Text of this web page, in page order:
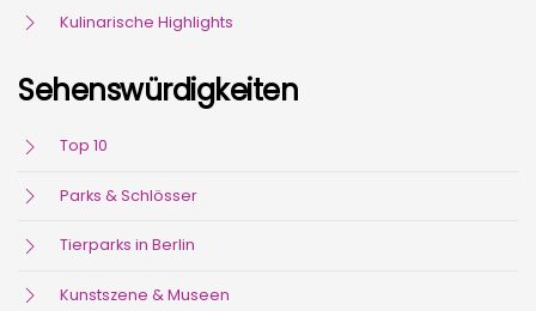
Kulinarische Highlights
Sehenswürdigkeiten
Top 10
Parks & Schlösser
Tierparks in Berlin
Kunstszene & Museen